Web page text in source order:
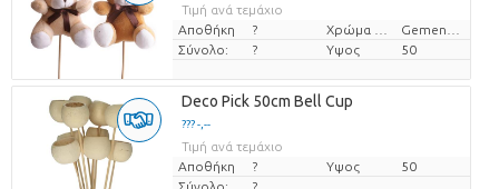
Τιμή ανά τεμάχιο
Αποθήκη
?
Σύνολο:
? Υψος 50
Deco Pick 50cm Bell Cup
??? -,--
Τιμή ανά τεμάχιο
Αποθήκη
? Υψος
50